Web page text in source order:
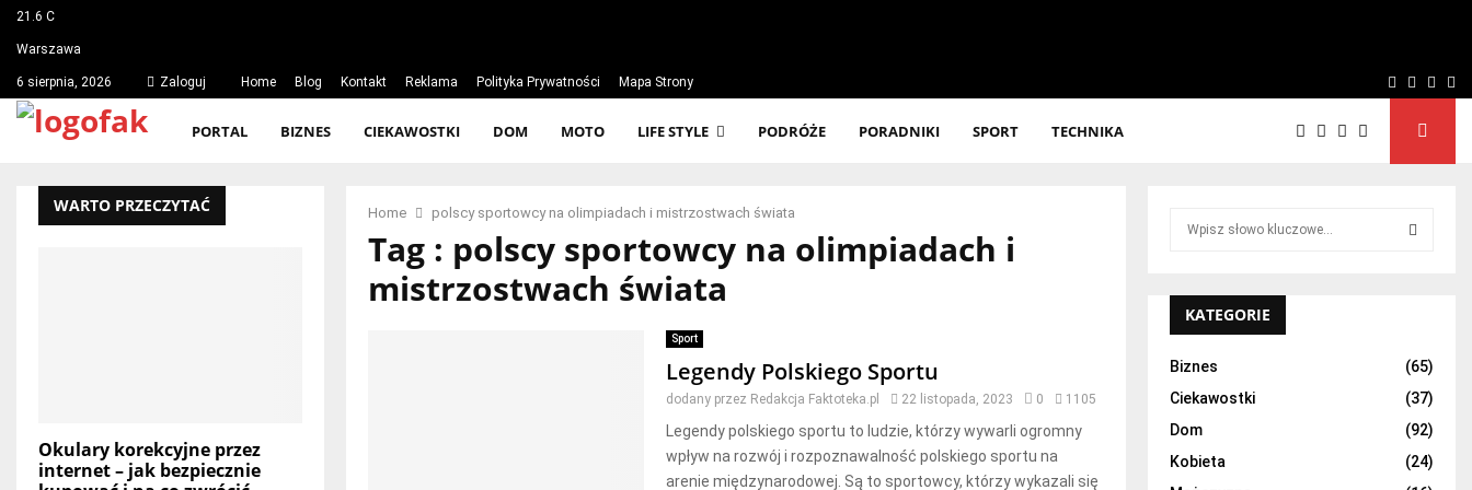
21.6 C
Warszawa
6 sierpnia, 2026 Zaloguj Home Blog Kontakt Reklama Polityka Prywatności Mapa Strony Facebook
Twitter
PORTAL BIZNES CIEKAWOSTKI DOM MOTO LIFE STYLE PODRÓŻE PORADNIKI SPORT TECHNIKA
Home polscy sportowcy na olimpiadach i mistrzostwach świata
Tag : polscy sportowcy na olimpiadach i
mistrzostwach świata
Sport
Legendy Polskiego Sportu
dodany przez Redakcja Faktoteka.pl 22 listopada, 2023 0 1105
Legendy polskiego sportu to ludzie, którzy wywarli ogromny
wpływ na rozwój i rozpoznawalność polskiego sportu na
arenie międzynarodowej. Są to sportowcy, którzy wykazali się
WARTO PRZECZYTAĆ
Okulary korekcyjne przez
internet – jak bezpiecznie
h
f
r
:
A
R
KATEGORIE
Biznes
(65)
Ciekawostki
(37)
Dom
(92)
Kobieta
(24)